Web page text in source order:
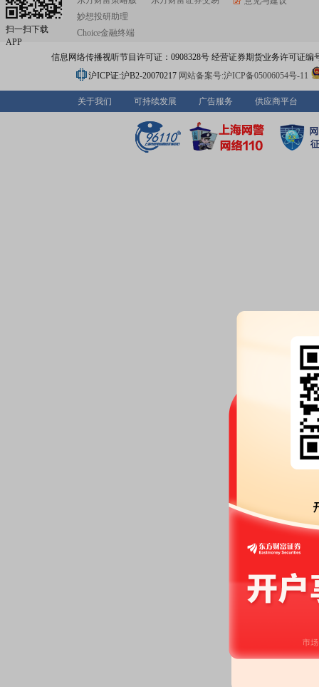
扫一扫下载
APP
妙想投研助理
Choice金融终端
信息网络传播视听节目许可证：0908328号 经营证券期货业务许可证编
沪ICP证:沪B2-20070217 网站备案号:沪ICP备05006054号-11
关于我们 可持续发展 广告服务 供应商平台